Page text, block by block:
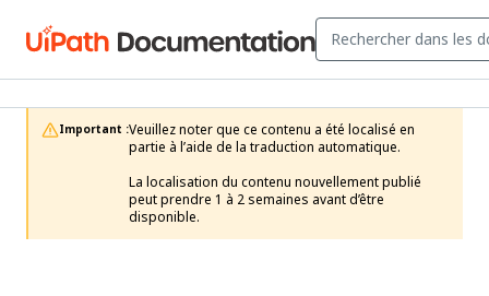
Important :Veuillez noter que ce contenu a été localisé en
partie à l’aide de la traduction automatique.
La localisation du contenu nouvellement publié
peut prendre 1 à 2 semaines avant d’être
disponible.